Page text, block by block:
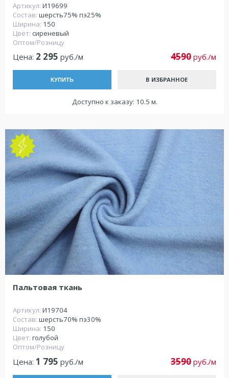
Артикул: И19699
Состав: шерсть75% пэ25%
Ширина: 150
Цвет: сиреневый
Оптом/Розницу
Цена: 2 295 руб./м 4590 руб./м
КУПИТЬ В ИЗБРАННОЕ
Доступно к заказу: 10.5 м.
NEW
Пальтовая ткань
Артикул: И19704
Состав: шерсть70% пэ30%
Ширина: 150
Цвет: голубой
Оптом/Розницу
Цена: 1 795 руб./м 3590 руб./м